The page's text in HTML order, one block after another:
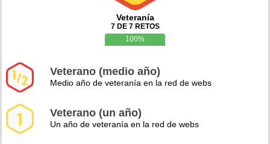
Veteranía
7 DE 7 RETOS
100%
Veterano (medio año)
Medio año de veteranía en la red de webs
Veterano (un año)
Un año de veteranía en la red de webs